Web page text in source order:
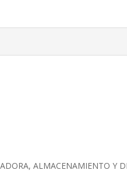
ALMACENAMIENTO Y